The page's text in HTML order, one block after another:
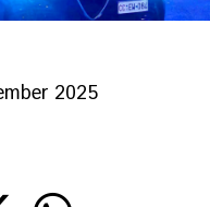
2025